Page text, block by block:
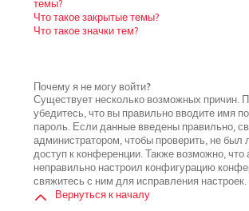
темы?
Что такое закрытые темы?
Что такое значки тем?
Почему я не могу войти?
Существует несколько возможных причин.
убедитесь, что вы правильно вводите имя
пароль. Если данные введены правильно,
администратором, чтобы проверить, не был
доступ к конференции. Также возможно, что
неправильно настроил конфигурацию
свяжитесь с ним для исправления настроек.
Вернуться к началу